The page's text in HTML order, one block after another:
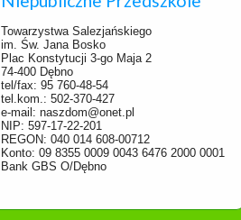
Towarzystwa Salezjańskiego
im. Św. Jana Bosko
Plac Konstytucji 3-go Maja 2
74-400 Dębno
tel/fax: 95 760-48-54
tel.kom.: 502-370-427
e-mail: naszdom@onet.pl
NIP: 597-17-22-201
REGON: 040 014 608-00712
Konto: 09 8355 0009 0043 6476 2000 0001
Bank GBS O/Dębno